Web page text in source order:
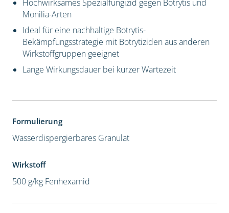
Hochwirksames Spezialfungizid gegen Botrytis und
Monilia-Arten
Ideal für eine nachhaltige Botrytis-
Bekämpfungsstrategie mit Botrytiziden aus anderen
Wirkstoffgruppen geeignet
Lange Wirkungsdauer bei kurzer Wartezeit
Formulierung
Wasserdispergierbares Granulat
Wirkstoff
500 g/kg Fenhexamid